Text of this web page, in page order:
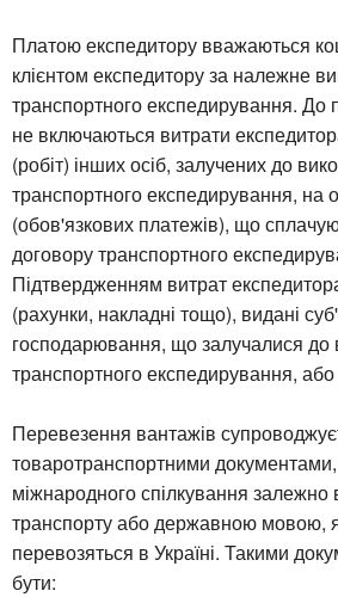
Платою експедитору вважаються
клієнтом експедитору за належне
транспортного експедирування. До
не включаються витрати
(робіт) інших осіб, залучених до
транспортного експедирування, на
(обов'язкових платежів), що
договору транспортного
Підтвердженням витрат
(рахунки, накладні тощо), видані
господарювання, що залучалися до
транспортного експедирування,
Перевезення вантажів
товаротранспортними
міжнародного спілкування залежно
транспорту або державною мовою,
перевозяться в Україні. Такими
бути: